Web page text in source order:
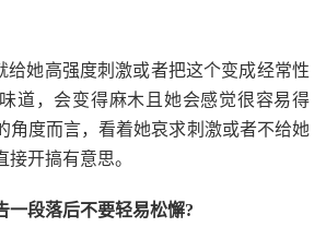
给她高强度刺激或者把这个变成经常性
道，会变得麻木且她会感觉很容易得
角度而言，看着她哀求刺激或者不给她
开搞有意思。
一段落后不要轻易松懈?